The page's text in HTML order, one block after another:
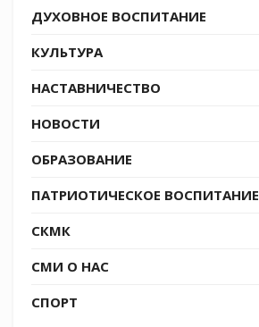
ДУХОВНОЕ ВОСПИТАНИЕ
КУЛЬТУРА
НАСТАВНИЧЕСТВО
НОВОСТИ
ОБРАЗОВАНИЕ
ПАТРИОТИЧЕСКОЕ ВОСПИТАНИЕ
СКМК
СМИ О НАС
СПОРТ